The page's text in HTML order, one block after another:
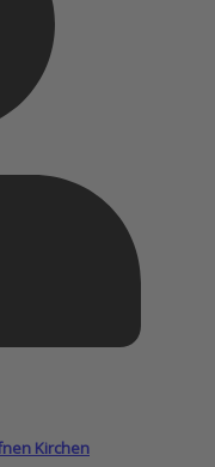
Kirchen